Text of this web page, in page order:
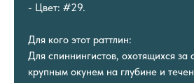
- Цвет: #29.
Для кого этот раттлин:
Для спиннингистов, охотящихся за
крупным окунем на глубине и